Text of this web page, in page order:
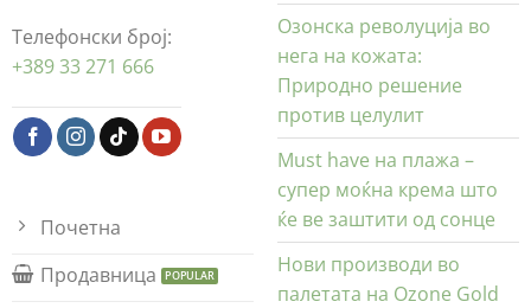
Телефонски број:
+389 33 271 666
Почетна
Продавница
Озонска револуција во
нега на кожата:
Природно решение
против целулит
Must have на плажа –
супер моќна крема што
ќе ве заштити од сонце
Нови производи во
палетата на Ozone Gold